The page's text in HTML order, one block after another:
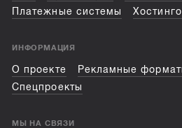
Платежные системы
ИНФОРМАЦИЯ
О проекте Рекламные
Спецпроекты
МЫ НА СВЯЗИ